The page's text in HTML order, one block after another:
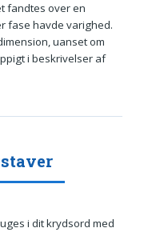
fandtes over en
fase havde varighed.
uanset om
i beskrivelser af
i dit krydsord med